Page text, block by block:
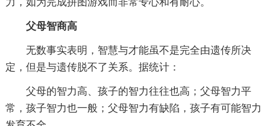
父母智商高
无数事实表明，智慧与才能虽不是完全由遗传所决
定，但是与遗传脱不了关系。据统计：
父母的智力高、孩子的智力往往也高；父母智力平
常，孩子智力也一般；父母智力有缺陷，孩子有可能智力